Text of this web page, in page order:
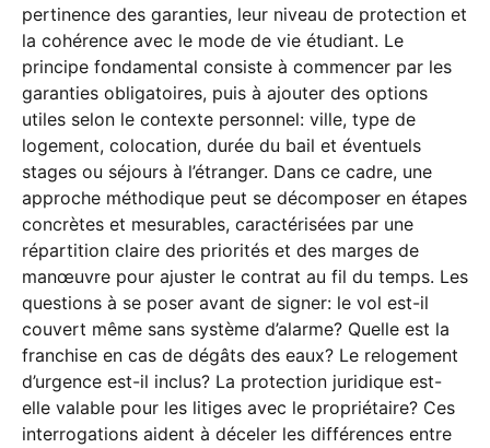
pertinence des garanties, leur niveau de protection et
la cohérence avec le mode de vie étudiant. Le
principe fondamental consiste à commencer par les
garanties obligatoires, puis à ajouter des options
utiles selon le contexte personnel: ville, type de
logement, colocation, durée du bail et éventuels
stages ou séjours à l’étranger. Dans ce cadre, une
approche méthodique peut se décomposer en étapes
concrètes et mesurables, caractérisées par une
répartition claire des priorités et des marges de
manœuvre pour ajuster le contrat au fil du temps. Les
questions à se poser avant de signer: le vol est-il
couvert même sans système d’alarme? Quelle est la
franchise en cas de dégâts des eaux? Le relogement
d’urgence est-il inclus? La protection juridique est-
elle valable pour les litiges avec le propriétaire? Ces
interrogations aident à déceler les différences entre